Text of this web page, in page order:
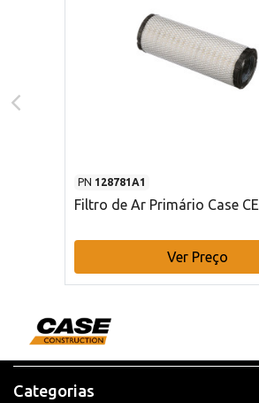
PN 128781A1
Filtro de Ar Primário Case CE
Ver Preço
Categorias